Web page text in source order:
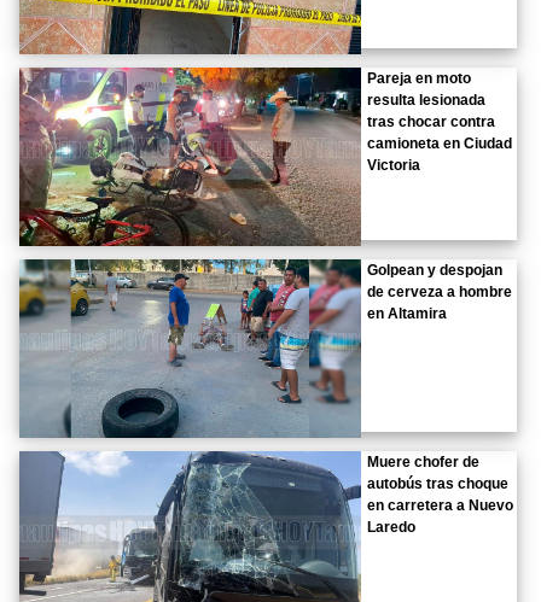
Pareja en moto
resulta lesionada
tras chocar contra
camioneta en Ciudad
Victoria
Golpean y despojan
de cerveza a hombre
en Altamira
Muere chofer de
autobús tras choque
en carretera a Nuevo
Laredo